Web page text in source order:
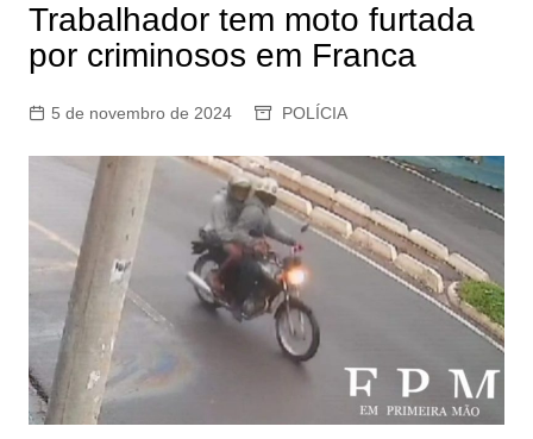
Trabalhador tem moto furtada
por criminosos em Franca
5 de novembro de 2024 POLÍCIA